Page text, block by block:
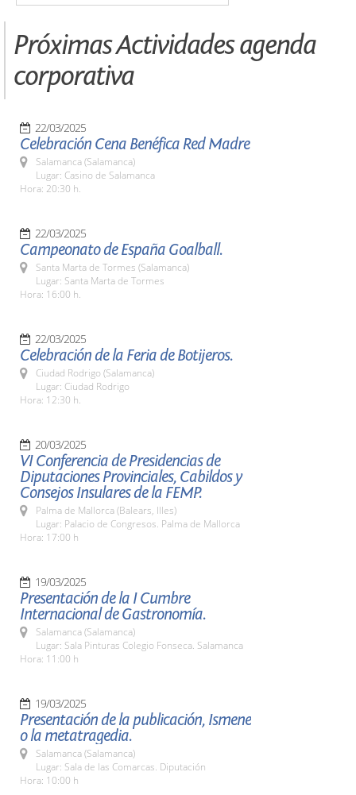
Próximas Actividades agenda
corporativa
22/03/2025
Celebración Cena Benéfica Red Madre
Salamanca (Salamanca)
Lugar: Casino de Salamanca
Hora: 20:30 h.
22/03/2025
Campeonato de España Goalball.
Santa Marta de Tormes (Salamanca)
Lugar: Santa Marta de Tormes
Hora: 16:00 h.
22/03/2025
Celebración de la Feria de Botijeros.
Ciudad Rodrigo (Salamanca)
Lugar: Ciudad Rodrigo
Hora: 12:30 h.
20/03/2025
VI Conferencia de Presidencias de
Diputaciones Provinciales, Cabildos y
Consejos Insulares de la FEMP.
Palma de Mallorca (Balears, Illes)
Lugar: Palacio de Congresos. Palma de Mallorca
Hora: 17:00 h
19/03/2025
Presentación de la I Cumbre
Internacional de Gastronomía.
Salamanca (Salamanca)
Lugar: Sala Pinturas Colegio Fonseca. Salamanca
Hora: 11:00 h
19/03/2025
Presentación de la publicación, Ismene
o la metatragedia.
Salamanca (Salamanca)
Lugar: Sala de las Comarcas. Diputación
Hora: 10:00 h